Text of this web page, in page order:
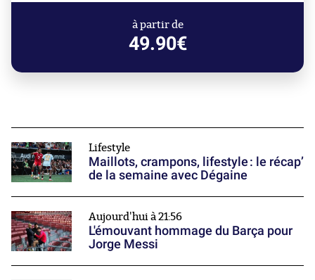
à partir de
49.90€
Lifestyle
Maillots, crampons, lifestyle : le récap’
de la semaine avec Dégaine
Aujourd'hui à 21:56
L'émouvant hommage du Barça pour
Jorge Messi